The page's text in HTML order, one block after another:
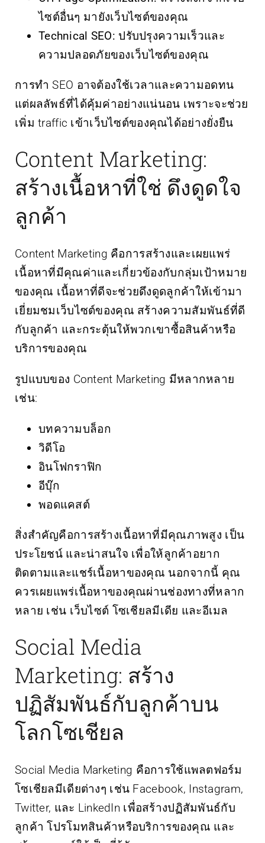
ไซต์อื่นๆ มายังเว็บไซต์ของคุณ
Technical SEO: ปรับปรุงความเร็วและ
ความปลอดภัยของเว็บไซต์ของคุณ
การทำ SEO อาจต้องใช้เวลาและความอดทน
แต่ผลลัพธ์ที่ได้คุ้มค่าอย่างแน่นอน เพราะจะช่วย
เพิ่ม traffic เข้าเว็บไซต์ของคุณได้อย่างยั่งยืน
Content Marketing:
สร้างเนื้อหาที่ใช่ ดึงดูดใจ
ลูกค้า
Content Marketing คือการสร้างและเผยแพร่
เนื้อหาที่มีคุณค่าและเกี่ยวข้องกับกลุ่มเป้าหมาย
ของคุณ เนื้อหาที่ดีจะช่วยดึงดูดลูกค้าให้เข้ามา
เยี่ยมชมเว็บไซต์ของคุณ สร้างความสัมพันธ์ที่ดี
กับลูกค้า และกระตุ้นให้พวกเขาซื้อสินค้าหรือ
บริการของคุณ
รูปแบบของ Content Marketing มีหลากหลาย
เช่น:
บทความบล็อก
วิดีโอ
อินโฟกราฟิก
อีบุ๊ก
พอดแคสต์
สิ่งสำคัญคือการสร้างเนื้อหาที่มีคุณภาพสูง เป็น
ประโยชน์ และน่าสนใจ เพื่อให้ลูกค้าอยาก
ติดตามและแชร์เนื้อหาของคุณ นอกจากนี้ คุณ
ควรเผยแพร่เนื้อหาของคุณผ่านช่องทางที่หลาก
หลาย เช่น เว็บไซต์ โซเชียลมีเดีย และอีเมล
Social Media
Marketing: สร้าง
ปฏิสัมพันธ์กับลูกค้าบน
โลกโซเชียล
Social Media Marketing คือการใช้แพลตฟอร์ม
โซเชียลมีเดียต่างๆ เช่น Facebook, Instagram,
Twitter, และ LinkedIn เพื่อสร้างปฏิสัมพันธ์กับ
ลูกค้า โปรโมทสินค้าหรือบริการของคุณ และ